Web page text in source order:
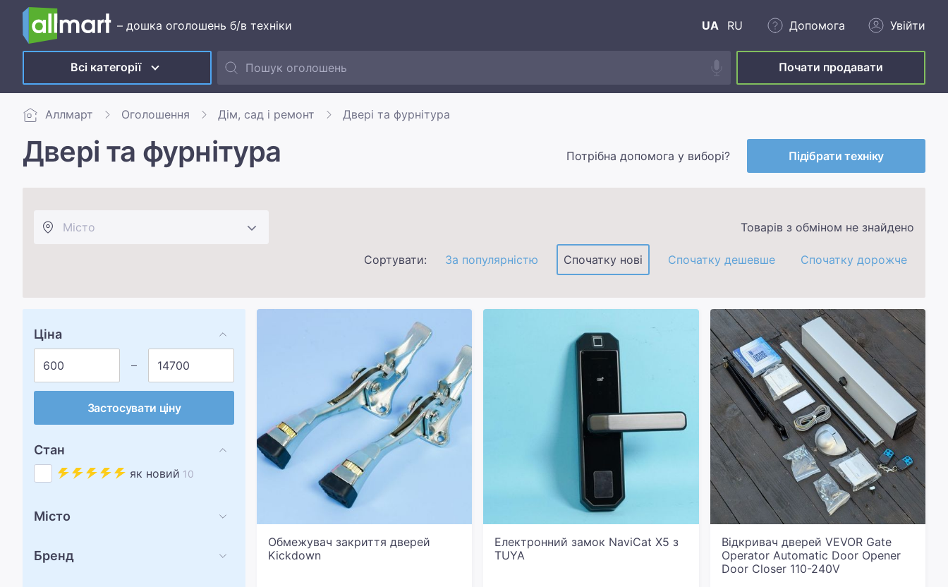
– дошка оголошень б/в техніки UA RU Допомога Увійти
Всі категорії Почати продавати
Аллмарт Оголошення Дім, сад і ремонт Двері та фурнітура
Двері та фурнітура Потрібна допомога у виборі? Підібрати техніку
Товарів з обміном не знайдено
Сортувати: За популярністю Спочатку нові Спочатку дешевше Спочатку дорожче
Ціна
Застосувати ціну
Стан
як новий 10
Місто
Бренд
Обмежувач закриття дверей
Kickdown
Електронний замок NaviCat X5 з
TUYA
Відкривач дверей VEVOR Gate
Operator Automatic Door Opener
Door Closer 110-240V